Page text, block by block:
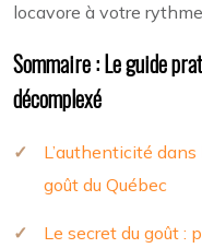
locavore à votre
Sommaire : Le guide
décomplexé
L’authenticité dans
goût du Québec
Le secret du goût :